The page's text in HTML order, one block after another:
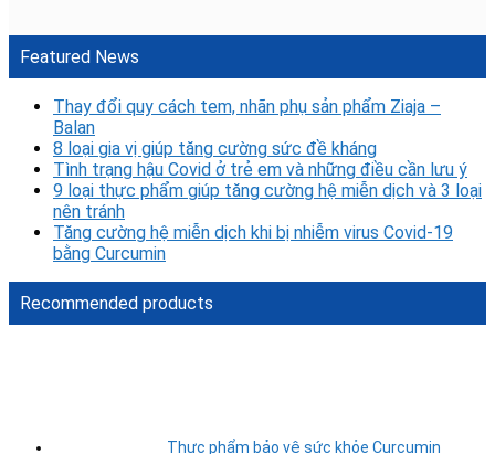
Featured News
Thay đổi quy cách tem, nhãn phụ sản phẩm Ziaja –
Balan
8 loại gia vị giúp tăng cường sức đề kháng
Tình trạng hậu Covid ở trẻ em và những điều cần lưu ý
9 loại thực phẩm giúp tăng cường hệ miễn dịch và 3 loại
nên tránh
Tăng cường hệ miễn dịch khi bị nhiễm virus Covid-19
bằng Curcumin
Recommended products
Thực phẩm bảo vệ sức khỏe Curcumin